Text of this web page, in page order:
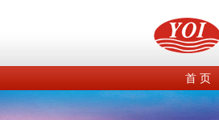
首 页